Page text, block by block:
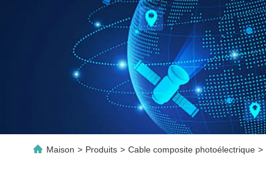
Maison > Produits > Cable composite photoélectrique >